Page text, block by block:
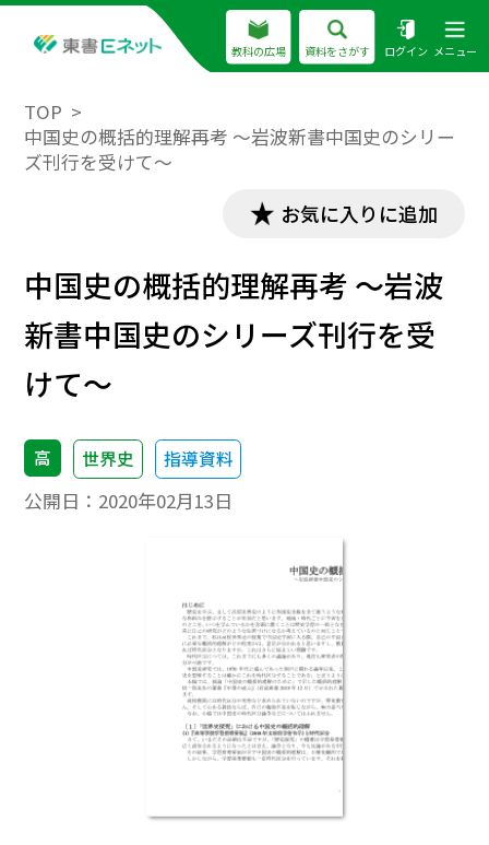
教科の広場 資料をさがす ログイン メニュー
TOP
中国史の概括的理解再考 ～岩波新書中国史のシリー
ズ刊行を受けて～
お気に入りに追加
中国史の概括的理解再考 ～岩波
新書中国史のシリーズ刊行を受
けて～
高 世界史 指導資料
公開日： 2020年02月13日